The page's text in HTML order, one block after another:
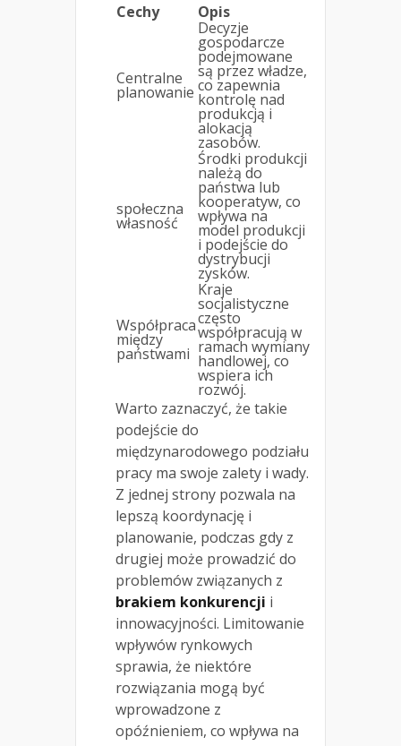
Cechy
Opis
Centralne
planowanie
Decyzje
gospodarcze
podejmowane
są przez władze,
co zapewnia
kontrolę nad
produkcją i
alokacją
zasobów.
społeczna
własność
Środki produkcji
należą do
państwa lub
kooperatyw, co
wpływa na
model produkcji
i podejście do
dystrybucji
zysków.
Współpraca
między
państwami
Kraje
socjalistyczne
często
współpracują w
ramach wymiany
handlowej, co
wspiera ich
rozwój.
Warto zaznaczyć, że takie
podejście do
międzynarodowego podziału
pracy ma swoje zalety i wady.
Z jednej strony pozwala na
lepszą koordynację i
planowanie, podczas gdy z
drugiej może prowadzić do
problemów związanych z
brakiem konkurencji i
innowacyjności. Limitowanie
wpływów rynkowych
sprawia, że niektóre
rozwiązania mogą być
wprowadzone z
opóźnieniem, co wpływa na